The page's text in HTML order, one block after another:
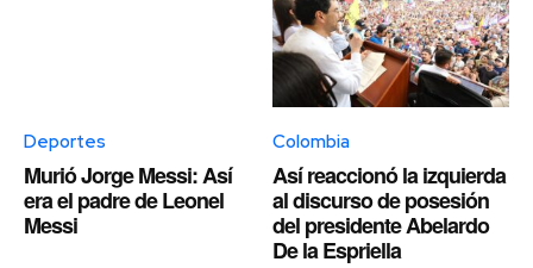
Deportes
Murió Jorge Messi: Así
era el padre de Leonel
Messi
Colombia
Así reaccionó la izquierda
al discurso de posesión
del presidente Abelardo
De la Espriella